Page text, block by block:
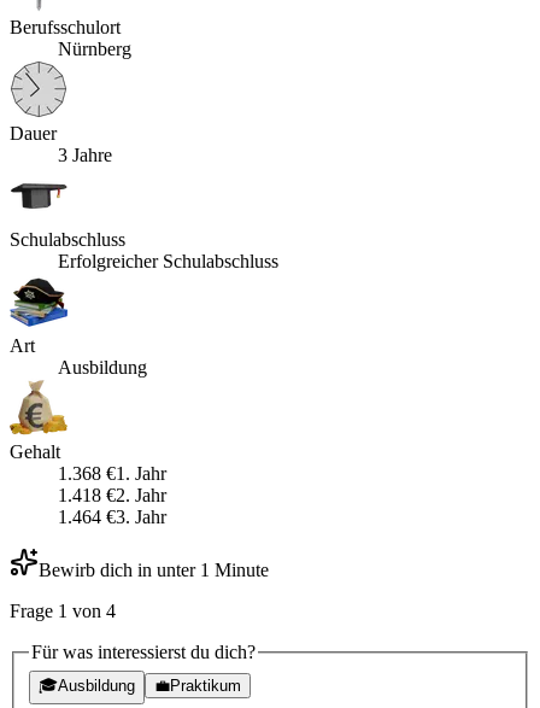
Berufsschulort
Nürnberg
Dauer
3 Jahre
Schulabschluss
Erfolgreicher Schulabschluss
Art
Ausbildung
Gehalt
1.368 €1 . Jahr
1.418 €2. Jahr
1.464 €3. Jahr
Bewirb dich in unter 1 Minute
Frage 1 von 4
Für was interessierst du dich?
🎓Ausbildung 💼Praktikum